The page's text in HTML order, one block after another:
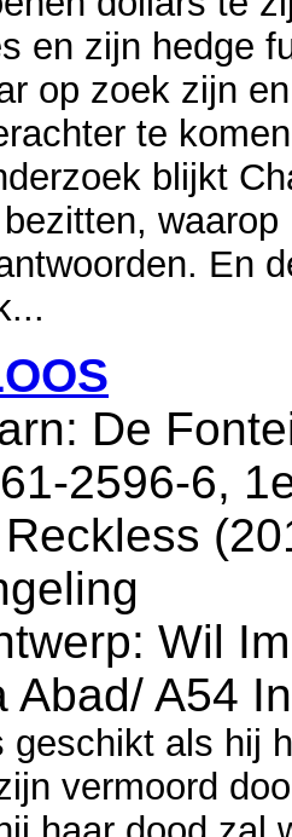
en zijn hedge
op zoek zijn
te
blijkt
En
De
2596-6,
Wil
Abad/ A54
geschikt als hij
vermoord